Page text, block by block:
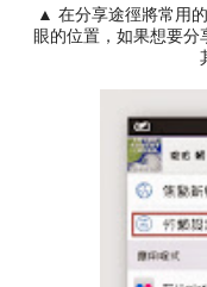
▲ 在分享途徑將常用
眼的位置，如果想要分